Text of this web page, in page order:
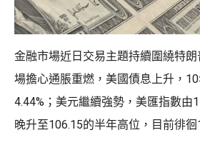
金融市場近日交易主題持續圍繞特
場擔心通脹重燃，美國債息上升，
4.44%；美元繼續強勢，美匯指數由
晚升至106.15的半年高位，目前徘徊